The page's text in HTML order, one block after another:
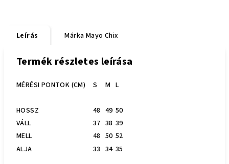
Leírás Márka Mayo Chix
Termék részletes leírása
MÉRÉSI PONTOK (CM) S M L
HOSSZ 48 49 50
VÁLL
37 38 39
MELL
48 50 52
ALJA
33 34 35